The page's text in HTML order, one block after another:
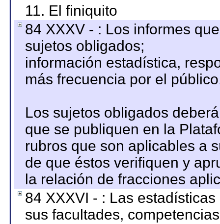
11. El finiquito
84 XXXV - : Los informes
sujetos obligados;
información estadística,
más frecuencia por el
Los sujetos obligados
que se publiquen en la
rubros que son aplicables a
de que éstos verifiquen y
la relación de fracciones
84 XXXVI - : Las
sus facultades,